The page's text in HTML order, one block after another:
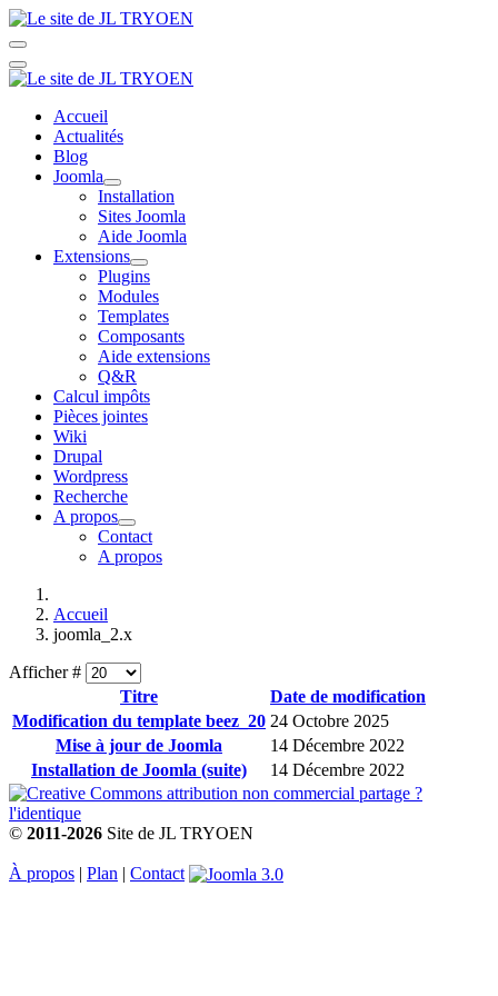
Accueil
Actualités
Blog
Joomla
Installation
Sites Joomla
Aide Joomla
Extensions
Plugins
Modules
Templates
Composants
Aide extensions
Q&R
Calcul impôts
Pièces jointes
Wiki
Drupal
Wordpress
Recherche
A propos
Contact
A propos
Accueil
joomla_2.x
Afficher #
Titre
Date de modification
Modification du template beez_20 24 Octobre 2025
Mise à jour de Joomla
14 Décembre 2022
Installation de Joomla (suite)
14 Décembre 2022
© 2011-2026 Site de JL TRYOEN
À propos | Plan | Contact